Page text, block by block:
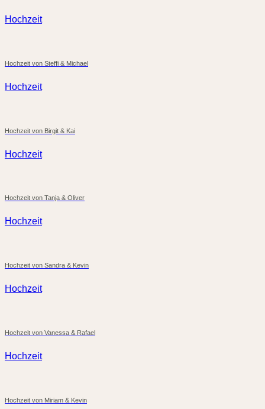
Hochzeit
Hochzeit von Steffi & Michael
Hochzeit
Hochzeit von Birgit & Kai
Hochzeit
Hochzeit von Tanja & Oliver
Hochzeit
Hochzeit von Sandra & Kevin
Hochzeit
Hochzeit von Vanessa & Rafael
Hochzeit
Hochzeit von Miriam & Kevin